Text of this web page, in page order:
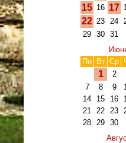
15 16 17
22 23 24
29 30 31
Пн
Вт Ср
1 2
7
8 9
14
15 16
21 22 23
28 29 30